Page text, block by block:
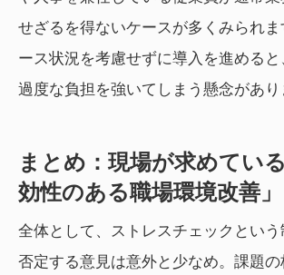
せざるを得ないケースが多くみられ
ース状況を考慮せずに導入を進める
過度な負担を強いてしまう懸念があり
まとめ：現場が求めてい
効性のある職場環境改善」
全体として、ストレスチェックとい
否定する意見は意外と少なめ。課題